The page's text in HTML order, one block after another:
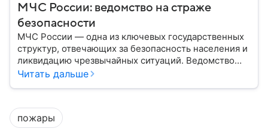
МЧС России: ведомство на страже
безопасности
МЧС России — одна из ключевых государственных
структур, отвечающих за безопасность населения и
ликвидацию чрезвычайных ситуаций. Ведомство
играет важную роль в защите граждан от
представляет собой МЧС, как оно устроено, какие
задачи выполняет и какую роль играет в
современной России.
Читать дальше
пожары